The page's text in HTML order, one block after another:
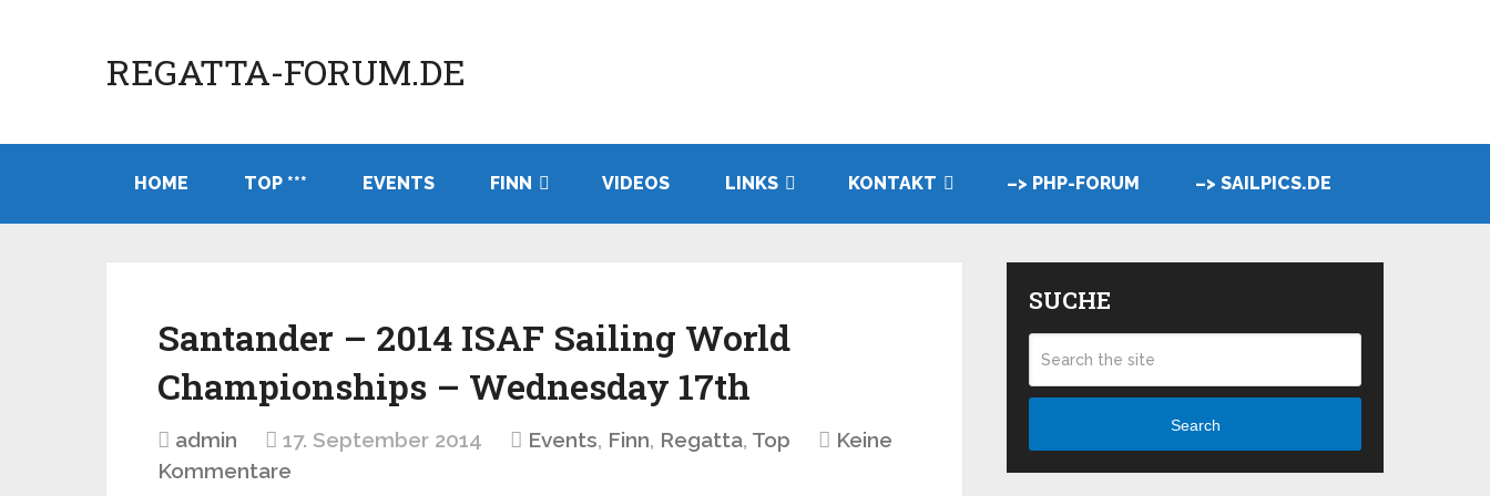
REGATTA-FORUM.DE
HOME TOP *** EVENTS FINN VIDEOS LINKS KONTAKT –> PHP-FORUM –> SAILPICS.DE
Santander – 2014 ISAF Sailing World
Championships – Wednesday 17th
admin 17. September 2014 Events, Finn, Regatta, Top
Keine
Kommentare
SUCHE
Search